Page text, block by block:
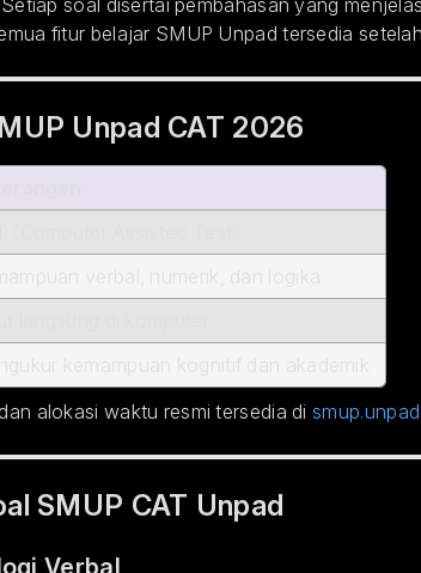
soal disertai pembahasan yang
fitur belajar SMUP Unpad tersedia setelah
Unpad CAT 2026
alokasi waktu resmi tersedia di
SMUP CAT Unpad
Verbal